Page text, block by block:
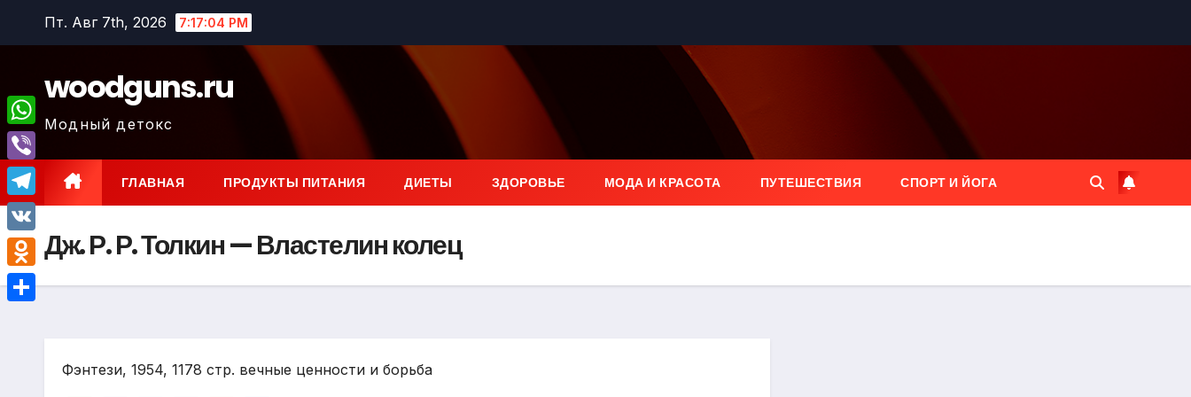
Перейти
Пт. Авг 7th, 2026 7:17:05 PM
woodguns.ru
Модный детокс
ГЛАВНАЯ ПРОДУКТЫ ПИТАНИЯ ДИЕТЫ ЗДОРОВЬЕ МОДА И КРАСОТА ПУТЕШЕСТВИЯ СПОРТ И ЙОГА
Дж. Р. Р. Толкин — Властелин колец
Фэнтези, 1954, 1178 стр. вечные ценности и борьба
W
h
a
t
A
V
i
b
e
T
e
l
e
V
K
O